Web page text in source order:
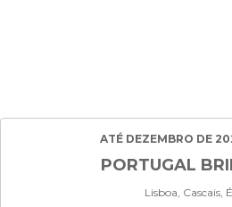
ATÉ DEZEMBRO DE
PORTUGAL
Lisboa, Cascais,